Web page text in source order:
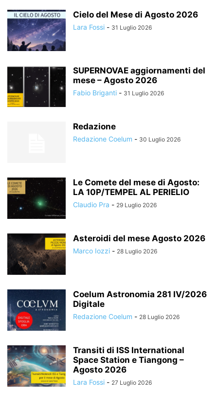
Cielo del Mese di Agosto 2026
Lara Fossi - 31 Luglio 2026
SUPERNOVAE aggiornamenti del
mese – Agosto 2026
Fabio Briganti - 31 Luglio 2026
Redazione
Redazione Coelum - 30 Luglio 2026
Le Comete del mese di Agosto:
LA 10P/TEMPEL AL PERIELIO
Claudio Pra - 29 Luglio 2026
Asteroidi del mese Agosto 2026
Marco Iozzi - 28 Luglio 2026
Coelum Astronomia 281 IV/2026
Digitale
Redazione Coelum - 28 Luglio 2026
Transiti di ISS International
Space Station e Tiangong –
Agosto 2026
Lara Fossi - 27 Luglio 2026